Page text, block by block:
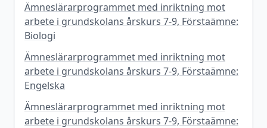
Ämneslärarprogrammet med inriktning mot
arbete i grundskolans årskurs 7-9, Förstaämne:
Biologi
Ämneslärarprogrammet med inriktning mot
arbete i grundskolans årskurs 7-9, Förstaämne:
Engelska
Ämneslärarprogrammet med inriktning mot
arbete i grundskolans årskurs 7-9, Förstaämne: